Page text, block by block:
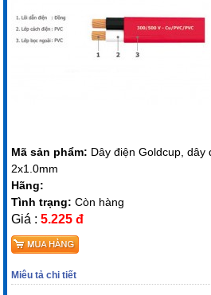
Mã sản phẩm: Dây điện Goldcup, dây
2x1.0mm
Hãng:
Tình trạng:Còn hàng
Giá :5.225 đ
Miêu tả chi tiết